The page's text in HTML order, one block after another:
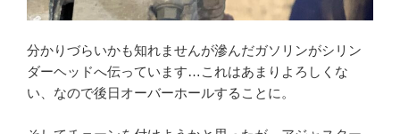
分かりづらいかも知れませんが滲んだガソリンがシリン
ダーヘッドへ伝っています…これはあまりよろしくな
い、なので後日オーバーホールすることに。